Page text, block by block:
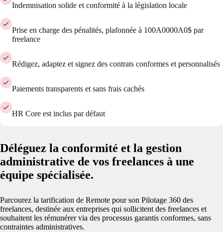
Indemnisation solide et conformité à la législation locale
Prise en charge des pénalités, plafonnée à 100A0000A0$ par
freelance
Rédigez, adaptez et signez des contrats conformes et personnalisés
Paiements transparents et sans frais cachés
HR Core est inclus par défaut
Déléguez la conformité et la gestion
administrative de vos freelances à une
équipe spécialisée.
Parcourez la tarification de Remote pour son Pilotage 360 des
freelances, destinée aux entreprises qui sollicitent des freelances et
souhaitent les rémunérer via des processus garantis conformes, sans
contraintes administratives.